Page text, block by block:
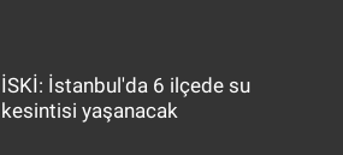
İSKİ: İstanbul'da 6 ilçede su
kesintisi yaşanacak